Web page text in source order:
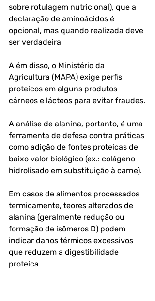
sobre rotulagem nutricional), que a
declaração de aminoácidos é
opcional, mas quando realizada deve
ser verdadeira.
Além disso, o Ministério da
Agricultura (MAPA) exige perfis
proteicos em alguns produtos
cárneos e lácteos para evitar fraudes.
A análise de alanina, portanto, é uma
ferramenta de defesa contra práticas
como adição de fontes proteicas de
baixo valor biológico (ex.: colágeno
hidrolisado em substituição à carne).
Em casos de alimentos processados
termicamente, teores alterados de
alanina (geralmente redução ou
formação de isômeros D) podem
indicar danos térmicos excessivos
que reduzem a digestibilidade
proteica.